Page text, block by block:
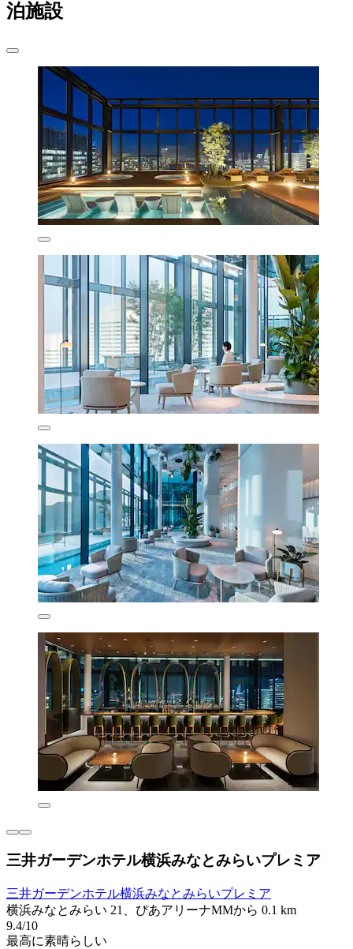
泊施設
三井ガーデンホテル横浜みなとみらいプレミア
三井ガーデンホテル横浜みなとみらいプレミア
横浜みなとみらい 21、ぴあアリーナMMから 0.1 km
9.4/10
最高に素晴らしい